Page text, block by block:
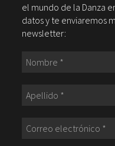
el mundo de la Danza
datos y te enviaremos
newsletter: